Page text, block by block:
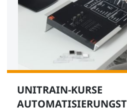
UNITRAIN-KURSE